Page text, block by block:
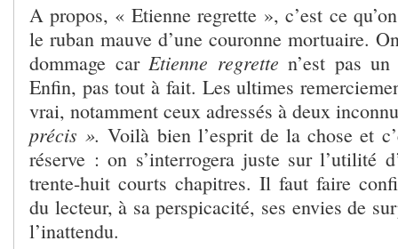
A propos, « Etienne regrette », c’est ce
le ruban mauve d’une couronne mortuaire.
dommage car Etienne regrette n’est pas
Enfin, pas tout à fait. Les ultimes
vrai, notamment ceux adressés à deux
précis ».Voilà bien l’esprit de la chose et
réserve : on s’interrogera juste sur l’utilité
trente-huit courts chapitres. Il faut faire
du lecteur, à sa perspicacité, ses envies de
l’inattendu.